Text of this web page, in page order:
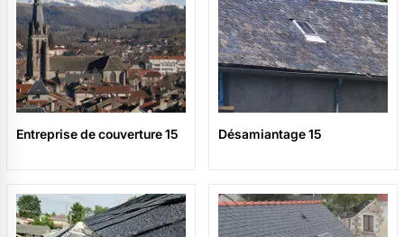
Entreprise de couverture 15 Désamiantage 15